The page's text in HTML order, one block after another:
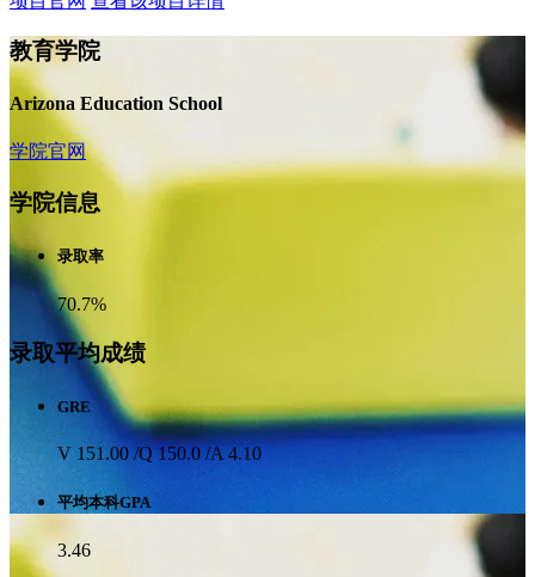
教育学院
Arizona Education School
学院官网
学院信息
录取率
70.7%
录取平均成绩
GRE
V 151.00 /Q 150.0 /A 4.10
平均本科GPA
3.46